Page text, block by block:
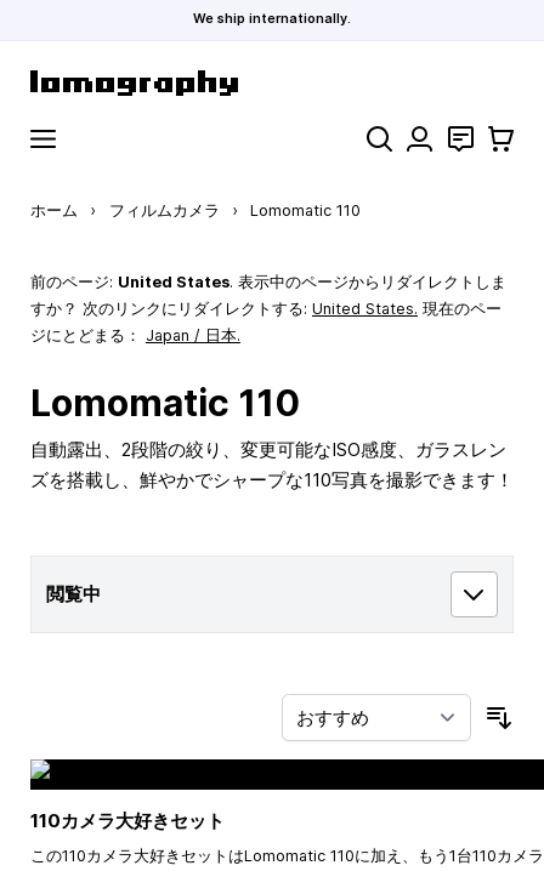
We ship internationally.
検索 お問い合わ
カート
ホーム › フィルムカメラ › Lomomatic 110
前のページ: United States. 表示中のページからリダイレクトしま
すか？ 次のリンクにリダイレクトする: United States. 現在のペー
ジにとどまる： Japan / 日本.
Lomomatic 110
自動露出、2段階の絞り、変更可能なISO感度、ガラスレン
ズを搭載し、鮮やかでシャープな110写真を撮影できます！
閲覧中
110カメラ大好きセット
この110カメラ大好きセットはLomomatic 110に加え、もう1台110カメ